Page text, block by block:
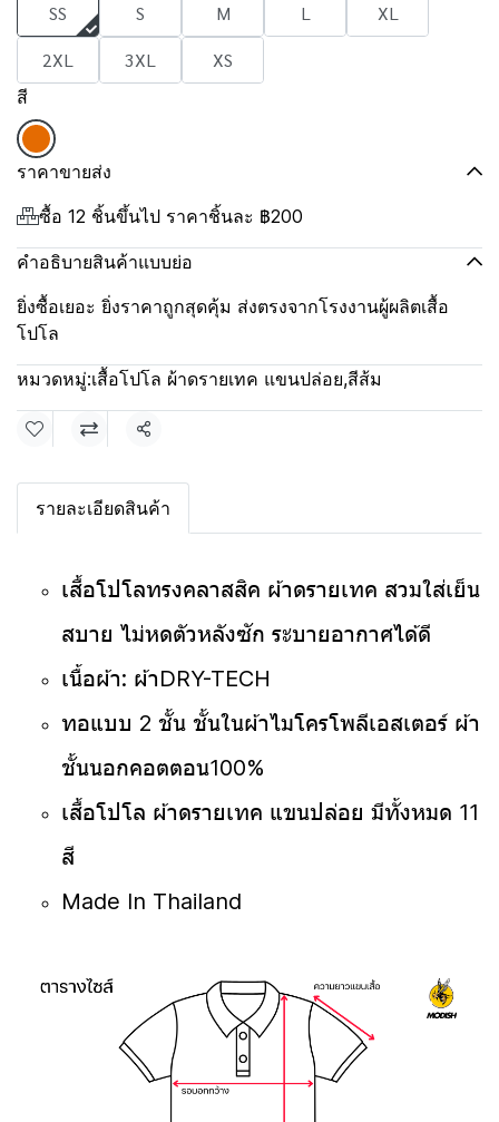
SS S M L
XL
2XL
3XL XS
สี
ราคาขายส่ง
ซื้อ 12 ชิ้นขึ้นไป ราคาชิ้นละ ฿200
คำอธิบายสินค้าแบบย่อ
ยิ่งซื้อเยอะ ยิ่งราคาถูกสุดคุ้ม ส่งตรงจากโรงงานผู้ผลิตเสื้อ
โปโล
หมวดหมู่:เสื้อโปโล ผ้าดรายเทค แขนปล่อย,สีส้ม
แชร์
รายละเอียดสินค้า
เสื้อโปโลทรงคลาสสิค ผ้าดรายเทค สวมใส่เย็น
สบาย ไม่หดตัวหลังซัก ระบายอากาศได้ดี
เนื้อผ้า: ผ้าDRY-TECH
ทอแบบ 2 ชั้น ชั้นในผ้าไมโครโพลีเอสเตอร์ ผ้า
ชั้นนอกคอตตอน100%
เสื้อโปโล ผ้าดรายเทค แขนปล่อย มีทั้งหมด 11
สี
Made In Thailand